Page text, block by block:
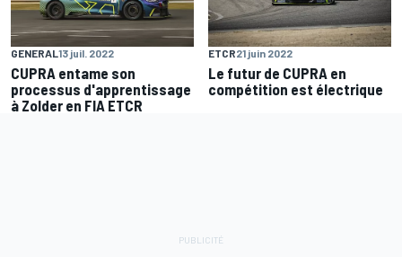
GENERAL13 juil. 2022
CUPRA entame son
processus d'apprentissage
à Zolder en FIA ETCR
ETCR21 juin 2022
Le futur de CUPRA en
compétition est électrique